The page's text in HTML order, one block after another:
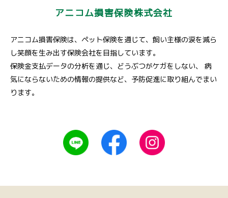
アニコム損害保険株式会社
アニコム損害保険は、ペット保険を通じて、飼い主様の涙を減ら
し笑顔を生み出す保険会社を目指しています。
保険金支払データの分析を通じ、どうぶつがケガをしない、 病
気にならないための情報の提供など、予防促進に取り組んでまい
ります。